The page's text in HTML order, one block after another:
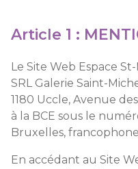
Article 1 :
Le Site Web Espace
SRL Galerie Saint-
1180 Uccle, Avenue
à la BCE sous le
Bruxelles,
En accédant au Site